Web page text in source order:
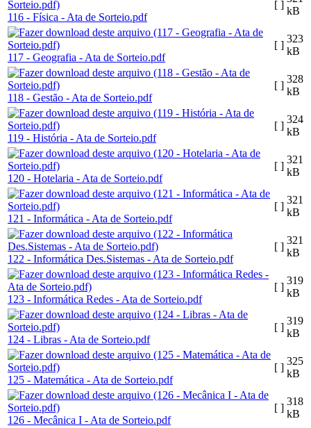
116 - Física - Ata de Sorteio.pdf
[ ]
kB
117 - Geografia - Ata de Sorteio.pdf
[ ]
323
kB
118 - Gestão - Ata de Sorteio.pdf
[ ]
328
kB
119 - História - Ata de Sorteio.pdf
[ ]
324
kB
120 - Hotelaria - Ata de Sorteio.pdf
[ ]
321
kB
121 - Informática - Ata de Sorteio.pdf
[ ]
321
kB
122 - Informática Des.Sistemas - Ata de Sorteio.pdf
[ ]
321
kB
123 - Informática Redes - Ata de Sorteio.pdf
[ ]
319
kB
124 - Libras - Ata de Sorteio.pdf
[ ]
319
kB
125 - Matemática - Ata de Sorteio.pdf
[ ]
325
kB
126 - Mecânica I - Ata de Sorteio.pdf
[ ]
318
kB